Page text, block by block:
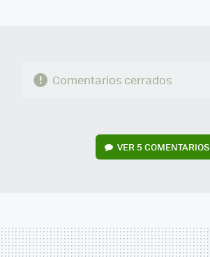
Comentarios cerrados
VER5 COMENTARIOS